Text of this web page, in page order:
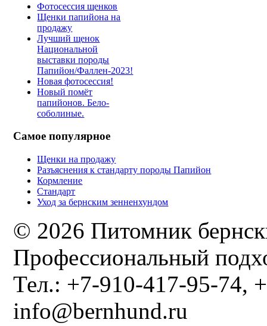
Фотосессия щенков
Щенки папийона на
продажу
Лучший щенок
Национальной
выставки породы
Папийон/Фаллен-2023!
Новая фотосессия!
Новый помёт
папийонов. Бело-
соболиные.
Самое популярное
Щенки на продажу
Разъяснения к стандарту породы Папийон
Кормление
Стандарт
Уход за бернским зенненхундом
© 2026 Питомник
Профессиональный
Тел.: +7-910-417-95-74,
info@bernhund.ru